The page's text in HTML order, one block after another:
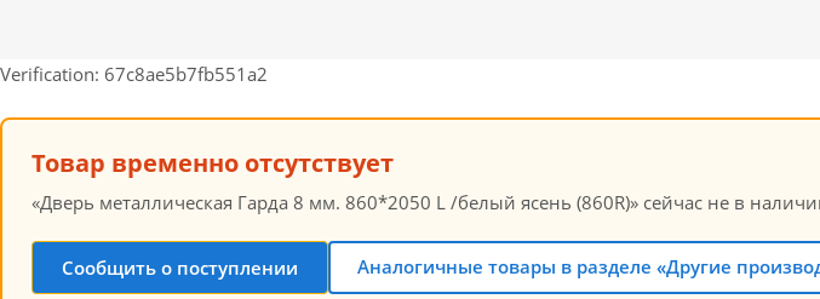
Verification: 67c8ae5b7fb551a2
Товар временно отсутствует
«Дверь металлическая Гарда 8 мм. 860*2050 L /белый ясень (860R)» сейчас не в
Сообщить о поступлении Аналогичные товары в разделе «Другие